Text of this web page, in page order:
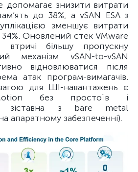
допомагає знизити витрати
до 38%, а vSAN ESA з
зменшує витрати
34%. Оновлений стек VMware
втричі більшу пропускну
механізм vSAN-to-vSAN
відновлюватися після
атак програм-вимагачів.
для ШІ-навантажень є
без простоїв і
зіставна з bare metal
апаратному забезпеченні).